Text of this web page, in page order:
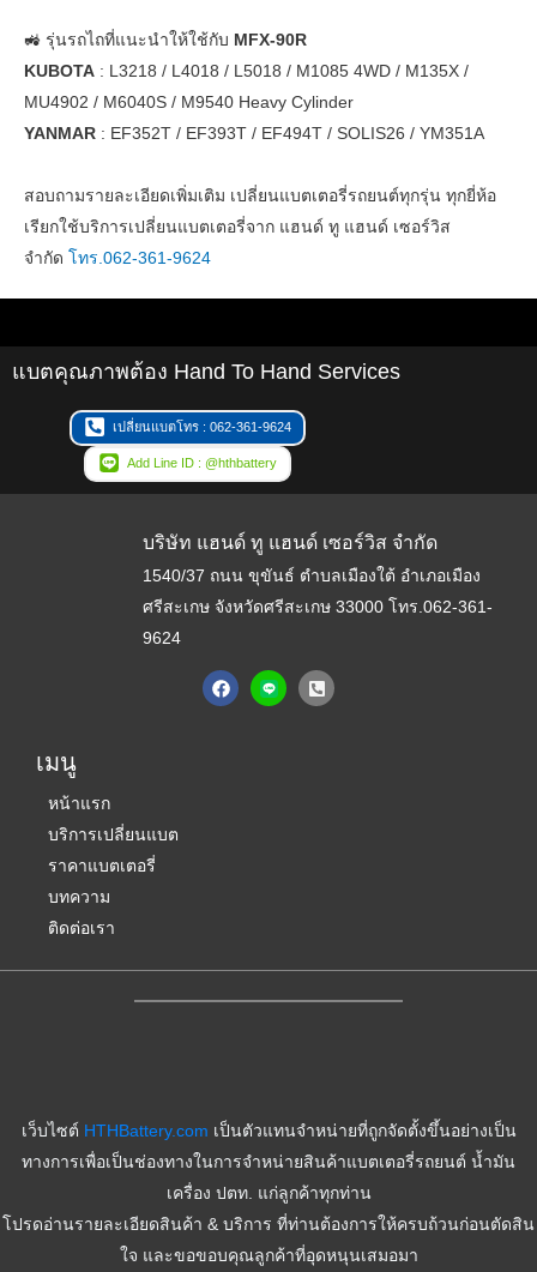
🚜 รุ่นรถไถที่แนะนำให้ใช้กับ MFX-90R
KUBOTA : L3218 / L4018 / L5018 / M1085 4WD / M135X /
MU4902 / M6040S / M9540 Heavy Cylinder
YANMAR : EF352T / EF393T / EF494T / SOLIS26 / YM351A
สอบถามรายละเอียดเพิ่มเติม เปลี่ยนแบตเตอรี่รถยนต์ทุกรุ่น ทุกยี่ห้อ
เรียกใช้บริการเปลี่ยนแบตเตอรี่จาก แฮนด์ ทู แฮนด์ เซอร์วิส
จำกัด โทร.062-361-9624
แบตคุณภาพต้อง Hand To Hand Services
เปลี่ยนแบตโทร : 062-361-9624
Add Line ID : @hthbattery
บริษัท แฮนด์ ทู แฮนด์ เซอร์วิส จำกัด
1540/37 ถนน ขุขันธ์ ตำบลเมืองใต้ อำเภอเมือง
ศรีสะเกษ จังหวัดศรีสะเกษ 33000 โทร.062-361-
9624
F
a
P
h
เมนู
หน้าแรก
บริการเปลี่ยนแบต
ราคาแบตเตอรี่
บทความ
ติดต่อเรา
เว็บไซต์ HTHBattery.com เป็นตัวแทนจำหน่ายที่ถูกจัดตั้งขึ้นอย่างเป็น
ทางการเพื่อเป็นช่องทางในการจำหน่ายสินค้าแบตเตอรี่รถยนต์ น้ำมัน
เครื่อง ปตท. แก่ลูกค้าทุกท่าน
โปรดอ่านรายละเอียดสินค้า & บริการ ที่ท่านต้องการให้ครบถ้วนก่อนตัดสิน
ใจ และขอขอบคุณลูกค้าที่อุดหนุนเสมอมา